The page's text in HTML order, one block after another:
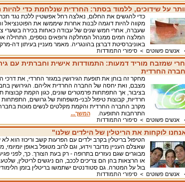
על שידוכים, ללמוד בסתר: החרדית שנלחמת כדי להיות
כדי להגשים את החלום, נאלצה רחל אפשטיין ללכת נגד
מקווה להיות דוגמה לבנות אחרות שיממשו את הפוטנציאל
שעברה, אחרי חמש שנים של עבודה כאחות בכירה בשערי
המלצה חמים ממנהל המחלקה ורופאים נוספים, התחילה
באוניברסיטת דברצן בהונגריה. מאמר מעניין בעיתון דה-
אנשים פשוטים >סיפורי התמודדות
שמזבח מוריד דמעות: התמודדות אישית וחברתית עם
החרדית
מחקר זה בוחן את תופעת הגירושין במגזר החרדי, את
מצבם, ואת יחסה של החברה החרדית אליהם. הגירושין
בציבור, אך התפתחות פרמטרים שונים, כגון הקמת קבוצות
חרדיות, קבוצות טיפול לבני-משפחות של גרושים,
מקרב החברה החרדית והקמת מקלטים לנשים מוכות
התרחבות התופעה.המשך...
אנשים פשוטים >סיפורי התמודדות
לוקחות את הריטלין של הילדים שלנו"
הטיפול בריטלין בקרב ילדים עם הפרעות קשב וריכוז הוא
שאצלם העניין מדובר וידוע, וגם לרוב מטופל באופן יומיומי,
מבוגרים שגם נעזרים בתרופה - רק בעת הצורך. כך, לפני
או הרצאות בהן הם צריכים לככב, הם ניגשים לריטלין,
בול על המטרה. גם סטודנטים ישתמשו בריטלין בזמן
אנשים פשוטים >סיפורי התמודדות